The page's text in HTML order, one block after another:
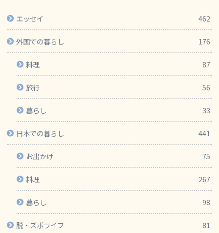
エッセイ 462
外国での暮らし 176
料理 87
旅行 56
暮らし 33
日本での暮らし 441
お出かけ 75
料理 267
暮らし 98
脱・ズボライフ 81